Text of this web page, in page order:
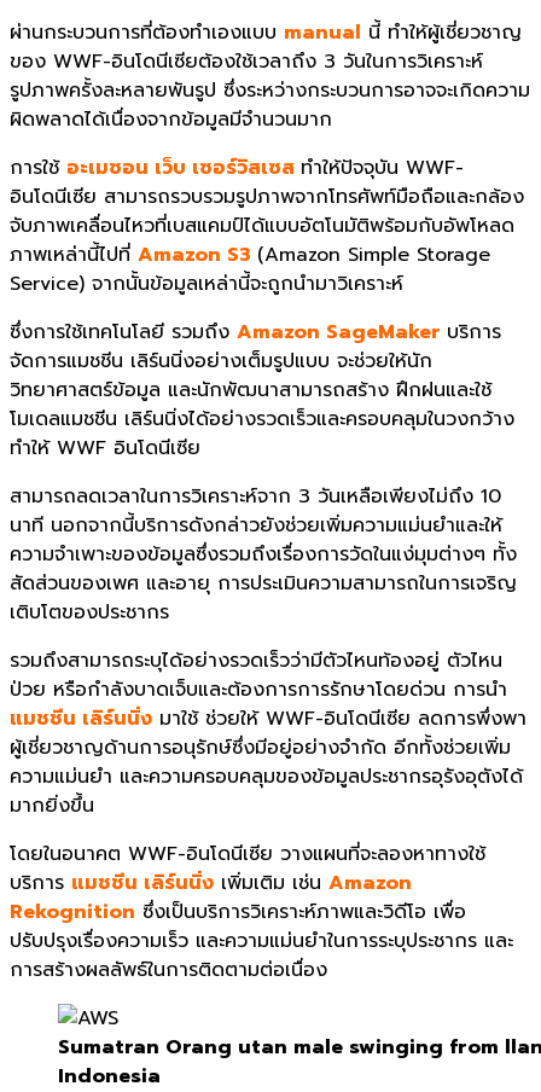
ผ่านกระบวนการที่ต้องทำเองแบบ manual นี้ ทำให้ผู้เชี่ยวชาญ
ของ WWF-อินโดนีเซียต้องใช้เวลาถึง 3 วันในการวิเคราะห์
รูปภาพครั้งละหลายพันรูป ซึ่งระหว่างกระบวนการอาจจะเกิดความ
ผิดพลาดได้เนื่องจากข้อมูลมีจำนวนมาก
การใช้ อะเมซอน เว็บ เซอร์วิสเซส ทำให้ปัจจุบัน WWF-
อินโดนีเซีย สามารถรวบรวมรูปภาพจากโทรศัพท์มือถือและกล้อง
จับภาพเคลื่อนไหวที่เบสแคมป์ได้แบบอัตโนมัติพร้อมกับอัพโหลด
ภาพเหล่านี้ไปที่ Amazon S3 (Amazon Simple Storage
Service) จากนั้นข้อมูลเหล่านี้จะถูกนำมาวิเคราะห์
ซึ่งการใช้เทคโนโลยี รวมถึง Amazon SageMaker บริการ
จัดการแมชชีน เลิร์นนิ่งอย่างเต็มรูปแบบ จะช่วยให้นัก
วิทยาศาสตร์ข้อมูล และนักพัฒนาสามารถสร้าง ฝึกฝนและใช้
โมเดลแมชชีน เลิร์นนิ่งได้อย่างรวดเร็วและครอบคลุมในวงกว้าง
ทำให้ WWF อินโดนีเซีย
สามารถลดเวลาในการวิเคราะห์จาก 3 วันเหลือเพียงไม่ถึง 10
นาที นอกจากนี้บริการดังกล่าวยังช่วยเพิ่มความแม่นยำและให้
ความจำเพาะของข้อมูลซึ่งรวมถึงเรื่องการวัดในแง่มุมต่างๆ ทั้ง
สัดส่วนของเพศ และอายุ การประเมินความสามารถในการเจริญ
เติบโตของประชากร
รวมถึงสามารถระบุได้อย่างรวดเร็วว่ามีตัวไหนท้องอยู่ ตัวไหน
ป่วย หรือกำลังบาดเจ็บและต้องการการรักษาโดยด่วน การนำ
แมชชีน เลิร์นนิ่ง มาใช้ ช่วยให้ WWF-อินโดนีเซีย ลดการพึ่งพา
ผู้เชี่ยวชาญด้านการอนุรักษ์ซึ่งมีอยู่อย่างจำกัด อีกทั้งช่วยเพิ่ม
ความแม่นยำ และความครอบคลุมของข้อมูลประชากรอุรังอุตังได้
มากยิ่งขึ้น
โดยในอนาคต WWF-อินโดนีเซีย วางแผนที่จะลองหาทางใช้
บริการ แมชชีน เลิร์นนิ่ง เพิ่มเติม เช่น Amazon
Rekognition ซึ่งเป็นบริการวิเคราะห์ภาพและวิดีโอ เพื่อ
ปรับปรุงเรื่องความเร็ว และความแม่นยำในการระบุประชากร และ
การสร้างผลลัพธ์ในการติดตามต่อเนื่อง
Sumatran Orang utan male swinging from
Indonesia